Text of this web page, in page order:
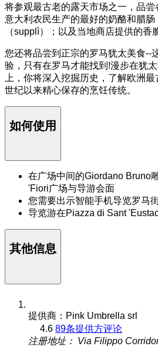
将参观最古老的露天市场之一，品尝
意大利农民生产的最好的奶酪和腊肠
（supplì）；以及当地商店提供的香
您还将品尝到正宗的罗马犹太美食--
验，只有在罗马才能找到!漫步在犹
上，你将深入挖掘历史，了解欧洲
世纪以来精心保存的烹饪传统。
如何使用
在广场中间的Giordano Bruno
'Fiori广场与导游会面
您需要出示智能手机导览罗马
导览游在Piazza di Sant
其他信息
提供商：Pink Umbrella srl
4.6 89条提供方评论
注册地址： Via Filippo